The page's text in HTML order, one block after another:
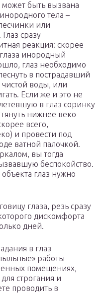
может быть вызвана
тела –
или
сразу
реакция: скорее
инородный
глаз необходимо
в пострадавший
воды, или
Если же и это не
в глаз соринку
нижнее веко
всего,
и провести под
ватной палочкой.
вы тогда
беспокойство.
глаз нужно
глаза, резь сразу
дискомфорта
дней.
в глаз
работы
помещениях,
строгания и
проводить в